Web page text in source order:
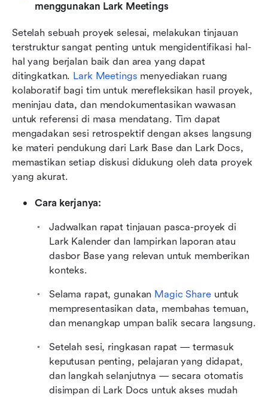
menggunakan Lark Meetings
Setelah sebuah proyek selesai, melakukan tinjauan
terstruktur sangat penting untuk mengidentifikasi hal-
hal yang berjalan baik dan area yang dapat
ditingkatkan. Lark Meetings menyediakan ruang
kolaboratif bagi tim untuk merefleksikan hasil proyek,
meninjau data, dan mendokumentasikan wawasan
untuk referensi di masa mendatang. Tim dapat
mengadakan sesi retrospektif dengan akses langsung
ke materi pendukung dari Lark Base dan Lark Docs,
memastikan setiap diskusi didukung oleh data proyek
yang akurat.
Cara kerjanya:
Jadwalkan rapat tinjauan pasca-proyek di
Lark Kalender dan lampirkan laporan atau
dasbor Base yang relevan untuk memberikan
konteks.
Selama rapat, gunakan Magic Share untuk
mempresentasikan data, membahas temuan,
dan menangkap umpan balik secara langsung.
Setelah sesi, ringkasan rapat — termasuk
keputusan penting, pelajaran yang didapat,
dan langkah selanjutnya — secara otomatis
disimpan di Lark Docs untuk akses mudah